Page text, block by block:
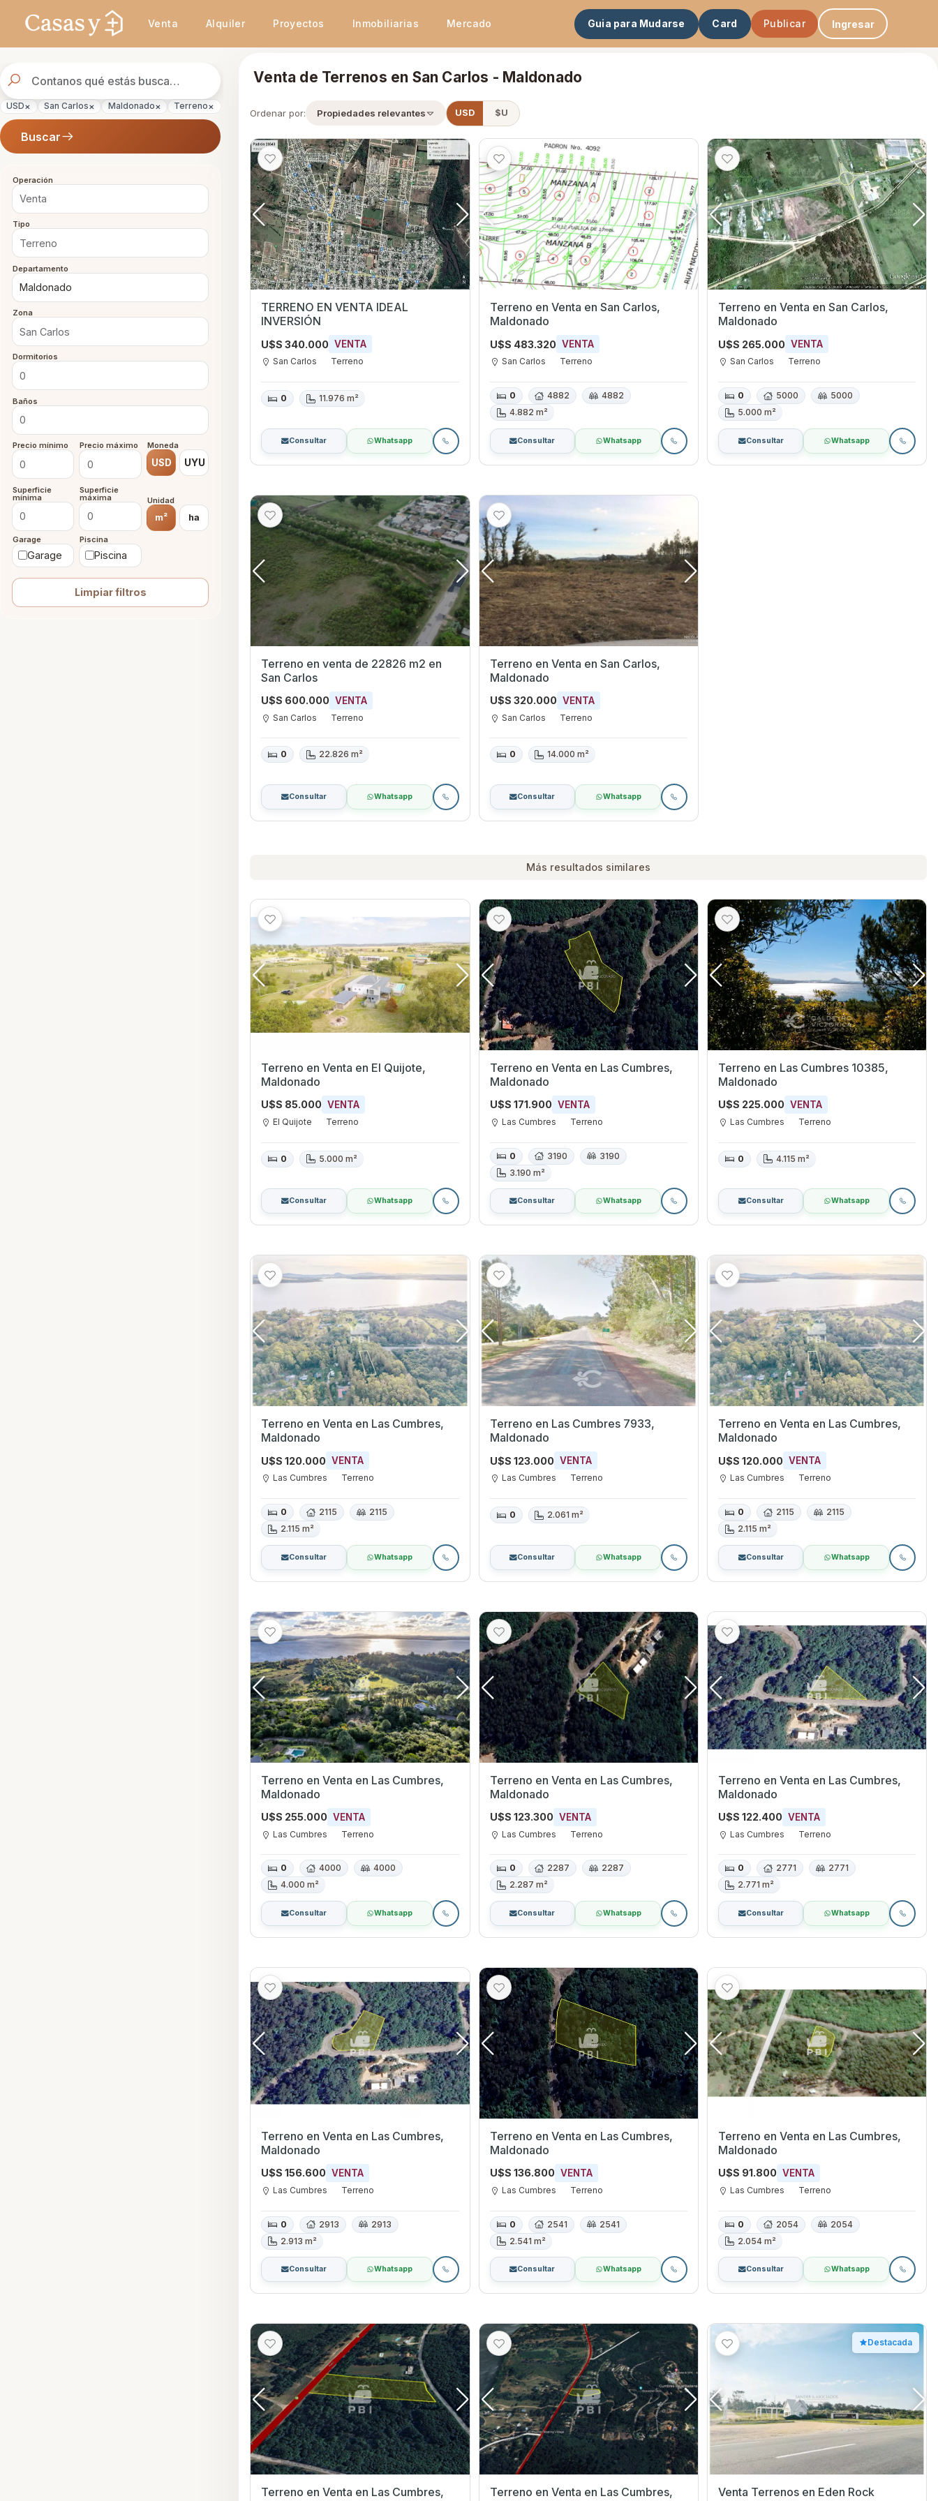
Venta Alquiler Proyectos Inmobiliarias Mercado Guia para Mudarse Card Publicar Ingresar
de
propiedades
USD× San Carlos× Maldonado× Terreno×
Buscar
Operación
Tipo
Departamento
Zona
Dormitorios
Baños
Precio mínimo Precio máximo Moneda
USD UYU
Superficie
mínima
Superficie
máxima Unidad
m² ha
Garage
Garage
Piscina
Piscina
Limpiar filtros
Venta de Terrenos en San Carlos - Maldonado
Ordenar por: Propiedades relevantes USD $U
TERRENO EN VENTA IDEAL
INVERSIÓN
U$S 340.000 VENTA
San Carlos Terreno
0 11.976 m²
Consultar Whatsapp
Terreno en Venta en San Carlos,
Maldonado
U$S 483.320 VENTA
San Carlos Terreno
0 4882
4882
4.882 m²
Consultar Whatsapp
Terreno en Venta en San Carlos,
Maldonado
U$S 265.000 VENTA
San Carlos Terreno
0 5000
5000
5.000 m²
Consultar Whatsapp
Terreno en venta de 22826 m2 en
San Carlos
U$S 600.000 VENTA
San Carlos Terreno
0 22.826 m²
Consultar Whatsapp
Terreno en Venta en San Carlos,
Maldonado
U$S 320.000 VENTA
San Carlos Terreno
0 14.000 m²
Consultar Whatsapp
Más resultados similares
Terreno en Venta en El Quijote,
Maldonado
U$S 85.000 VENTA
El Quijote Terreno
0 5.000 m²
Consultar Whatsapp
Terreno en Venta en Las Cumbres,
Maldonado
U$S 171.900 VENTA
Las Cumbres Terreno
0 3190
3190
3.190 m²
Consultar Whatsapp
Terreno en Las Cumbres 10385,
Maldonado
U$S 225.000 VENTA
Las Cumbres Terreno
0 4.115 m²
Consultar Whatsapp
Terreno en Venta en Las Cumbres,
Maldonado
U$S 120.000 VENTA
Las Cumbres Terreno
0 2115
2115
2.115 m²
Consultar Whatsapp
Terreno en Las Cumbres 7933,
Maldonado
U$S 123.000 VENTA
Las Cumbres Terreno
0 2.061 m²
Consultar Whatsapp
Terreno en Venta en Las Cumbres,
Maldonado
U$S 120.000 VENTA
Las Cumbres Terreno
0 2115
2115
2.115 m²
Consultar Whatsapp
Terreno en Venta en Las Cumbres,
Maldonado
U$S 255.000 VENTA
Las Cumbres Terreno
0 4000
4000
4.000 m²
Consultar Whatsapp
Terreno en Venta en Las Cumbres,
Maldonado
U$S 123.300 VENTA
Las Cumbres Terreno
0 2287
2287
2.287 m²
Consultar Whatsapp
Terreno en Venta en Las Cumbres,
Maldonado
U$S 122.400 VENTA
Las Cumbres Terreno
0 2771
2771
2.771 m²
Consultar Whatsapp
Terreno en Venta en Las Cumbres,
Maldonado
U$S 156.600 VENTA
Las Cumbres Terreno
0 2913
2913
2.913 m²
Consultar Whatsapp
Terreno en Venta en Las Cumbres,
Maldonado
U$S 136.800 VENTA
Las Cumbres Terreno
0 2541
2541
2.541 m²
Consultar Whatsapp
Terreno en Venta en Las Cumbres,
Maldonado
U$S 91.800 VENTA
Las Cumbres Terreno
0 2054
2054
2.054 m²
Consultar Whatsapp
Terreno en Venta en Las Cumbres,
Terreno en Venta en Las Cumbres,
Destacada
Venta Terrenos en Eden Rock